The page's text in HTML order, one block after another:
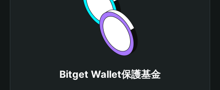
Bitget Wallet保護基金